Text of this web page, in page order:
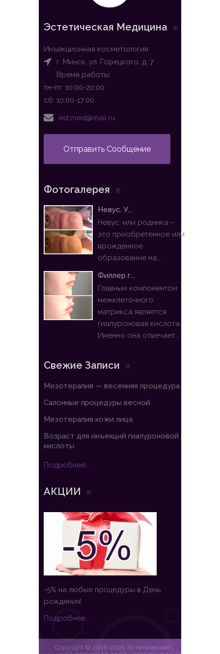
Эстетическая Медицина
Инъекционная косметология
г. Минск, ул. Горецкого, д. 7
Время работы:
пн-пт: 10:00-20:00
сб: 10:00-17:00
est.med@mail.ru
Отправить Сообщение
Фотогалерея
Невус. У...
Невус, или родинка –
это приобретенное или
врожденное
образование на...
Филлер г...
Главным компонентом
межклеточного
матрикса является
гиалуроновая кислота.
Именно она отвечает...
Свежие Записи
Мезотерапия — весенняя процедура
Салонные процедуры весной
Мезотерапия кожи лица
Возраст для инъекций гиалуроновой
кислоты
Подробнее....
АКЦИИ
-5% на любые процедуры в День
рождения!
Подробнее....
Copyright © 2016-2025 Эстетическая